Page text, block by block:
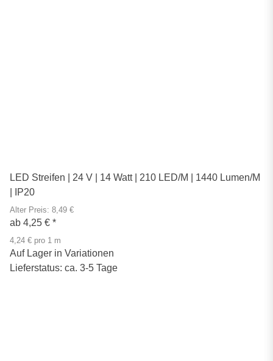
LED Streifen | 24 V | 14 Watt | 210 LED/M | 1440 Lumen/M
| IP20
Alter Preis: 8,49 €
ab 4,25 € *
4,24 € pro 1 m
Auf Lager in Variationen
Lieferstatus: ca. 3-5 Tage